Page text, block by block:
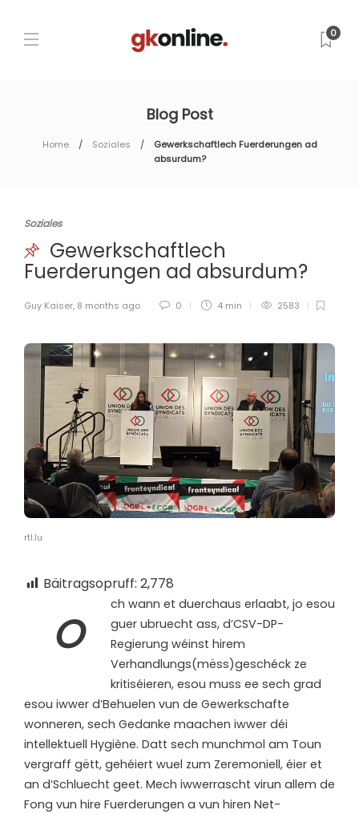
0
Blog Post
Home Soziales
Gewerkschaftlech Fuerderungen ad
absurdum?
Soziales
Gewerkschaftlech
Fuerderungen ad absurdum?
Guy Kaiser, 8 months ago 0 4 min 2583
rtl.lu
Bäitragsopruff: 2,778
O
ch wann et duerchaus erlaabt, jo esou
guer ubruecht ass, d’CSV-DP-
Regierung wéinst hirem
Verhandlungs(mëss)geschéck ze
kritiséieren, esou muss ee sech grad
esou iwwer d’Behuelen vun de Gewerkschafte
wonneren, sech Gedanke maachen iwwer déi
intellektuell Hygiène. Datt sech munchmol am Toun
vergraff gëtt, gehéiert wuel zum Zeremoniell, éier et
an d’Schluecht geet. Mech iwwerrascht virun allem de
Fong vun hire Fuerderungen a vun hiren Net-